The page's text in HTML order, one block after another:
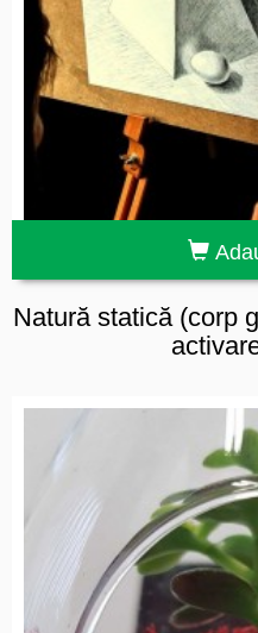
Natură statică (corp